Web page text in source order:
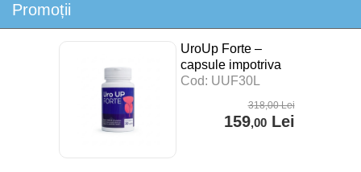
Promoții
UroUp Forte –
capsule impotriva
prostatitei – 30 cps
Cod: UUF30L
318,00Lei
159,00Lei